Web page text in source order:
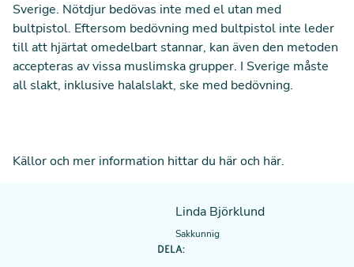
Sverige. Nötdjur bedövas inte med el utan med
bultpistol. Eftersom bedövning med bultpistol inte leder
till att hjärtat omedelbart stannar, kan även den metoden
accepteras av vissa muslimska grupper. I Sverige måste
all slakt, inklusive halalslakt, ske med bedövning.
Källor och mer information hittar du häroch här.
Linda Björklund
Sakkunnig
DELA: